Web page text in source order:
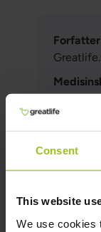
Consent
This website
We use cookies
Teresa
16 Juni